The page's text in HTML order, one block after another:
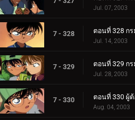
Jul. 07, 2003
7 - 328
Jul. 14, 2003
7 - 329
Jul. 28, 2003
7 - 330
Aug. 04, 2003